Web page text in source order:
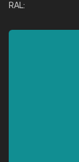
RAL: